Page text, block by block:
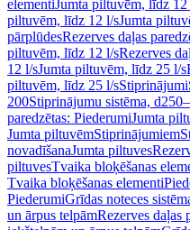
elementiJumta piltuvēm, līdz 12
piltuvēm, līdz 12 l/sJumta
pārplūdesRezerves daļas
piltuvēm, līdz 12 l/sRezerves
12 l/sJumta piltuvēm, līdz 25 l/s
piltuvēm, līdz 25 l/sStiprinājumi
200Stiprinājumu sistēma,
paredzētas: PiederumiJumta
Jumta piltuvēmStiprinājumiem
novadīšanaJumta piltuves
piltuvesTvaika bloķēšanas
Tvaika bloķēšanas elementi
PiederumiGrīdas noteces
un ārpus telpāmRezerves daļas